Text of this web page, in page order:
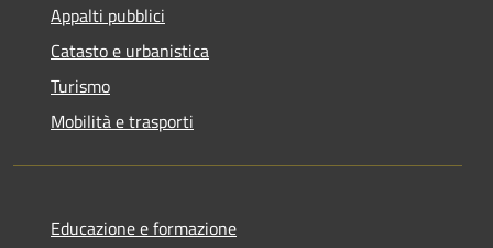
Appalti pubblici
Catasto e urbanistica
Turismo
Mobilità e trasporti
Educazione e formazione